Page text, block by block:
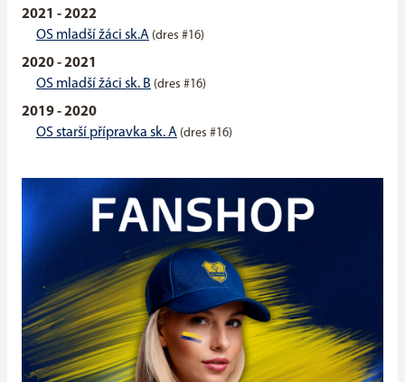
2021 - 2022
OS mladší žáci sk.A (dres #16)
2020 - 2021
OS mladší žáci sk. B (dres #16)
2019 - 2020
OS starší přípravka sk. A (dres #16)